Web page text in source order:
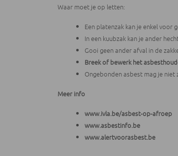
Waar moet je op letten:
Een platenzak kan je enkel voor
In een kuubzak kan je ander
Gooi geen ander afval in de
Breek of bewerk het
Ongebonden asbest mag je
Meer info
www.ivla.be/asbest-op-afroep
www.asbestinfo.be
www.alertvoorasbest.be